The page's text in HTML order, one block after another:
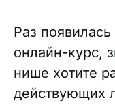
Раз
онлайн-курс,
нише хотите
действующих